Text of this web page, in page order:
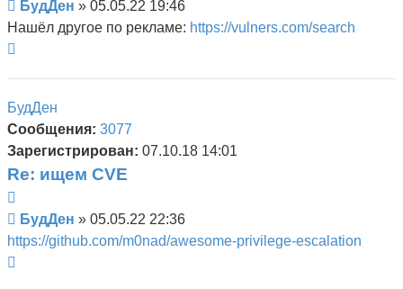
Сообщение
БудДен » 05.05.22 19:46
Нашёл другое по рекламе: https://vulners.com/search
БудДен
Сообщения: 3077
Зарегистрирован: 07.10.18 14:01
Re: ищем CVE
Сообщение
БудДен » 05.05.22 22:36
https://github.com/m0nad/awesome-privilege-escalation